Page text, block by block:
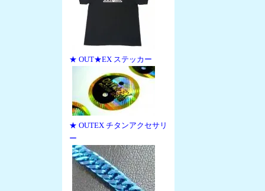
★ OUT★EX ステッカー
★ OUTEX チタンアクセサリ
ー